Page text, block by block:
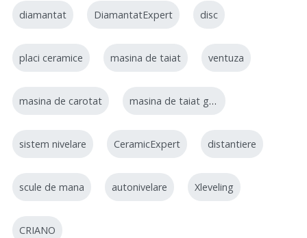
diamantat DiamantatExpert disc
placi ceramice masina de taiat ventuza
masina de carotat masina de taiat gresie
sistem nivelare CeramicExpert distantiere
scule de mana autonivelare Xleveling
CRIANO